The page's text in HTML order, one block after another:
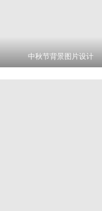
中秋节背景图片设计